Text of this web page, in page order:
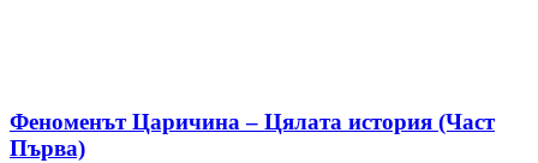
Феноменът Царичина – Цялата история (Част
Първа)